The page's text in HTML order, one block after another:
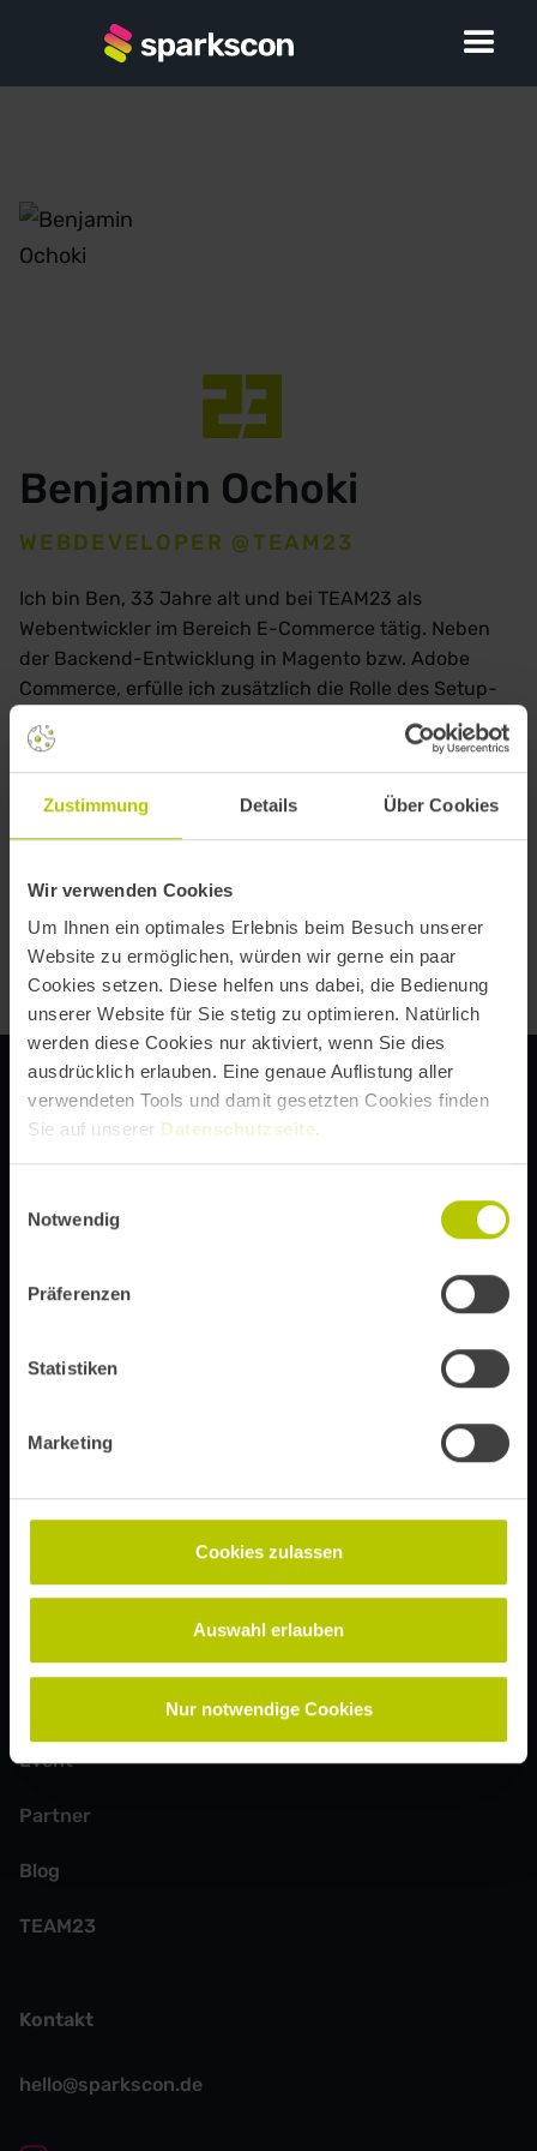
Zustimmung Details Über Cookies
Wir verwenden Cookies
Um Ihnen ein optimales Erlebnis beim Besuch unserer
Website zu ermöglichen, würden wir gerne ein paar
Cookies setzen. Diese helfen uns dabei, die Bedienung
unserer Website für Sie stetig zu optimieren. Natürlich
werden diese Cookies nur aktiviert, wenn Sie dies
ausdrücklich erlauben. Eine genaue Auflistung aller
verwendeten Tools und damit gesetzten Cookies finden
Sie auf unserer Datenschutzseite
Notwendig
Präferenzen
Statistiken
Marketing
Cookies zulassen
Auswahl erlauben
Nur notwendige Cookies
Benjamin Ochoki
WEBDEVELOPER @TEAM23
Ich bin Ben, 33 Jahre alt und bei TEAM23 als
Webentwickler im Bereich E-Commerce tätig. Neben
der Backend-Entwicklung in Magento bzw. Adobe
Commerce, erfülle ich zusätzlich die Rolle des Setup-
Masters bei uns im Team. Das heisst, ich kümmere mich
um unsere lokale Entwicklungsumgebung und sorge
dafür, dass diese neue Features bekommt und auf dem
aktuellsten Stand ist.
Abonniere unseren Newsletter, um immer über Event-
Updates, Ticketinfos und Speaker-Ankündigungen auf
Mit Absenden der Newsletter-Anmeldung erklärst du dich mit
Datenschutzerklärungeinverstanden.
Event
Partner
Blog
TEAM23
Kontakt
hello@sparkscon.de